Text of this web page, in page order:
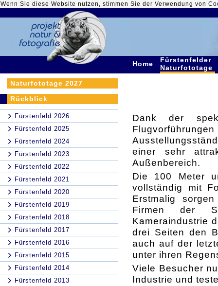
Wenn Sie diese Website nutzen, stimmen Sie der Verwendung von
Home
Fürstenfelder
Naturfototage
Naturfototage 2027
Rückblick
Fürstenfeld 2026
Fürstenfeld 2025
Fürstenfeld 2024
Fürstenfeld 2023
Fürstenfeld 2022
Fürstenfeld 2021
Fürstenfeld 2020
Fürstenfeld 2019
Fürstenfeld 2018
Fürstenfeld 2017
Fürstenfeld 2016
Fürstenfeld 2015
Fürstenfeld 2014
Fürstenfeld 2013
Dank der
einer sehr
Außenbereich.
Die 100 Meter
vollständig mit
Erstmalig
Firmen der
Kameraindustrie
drei Seiten den
auch auf der
unter ihren
Viele Besucher
Industrie und